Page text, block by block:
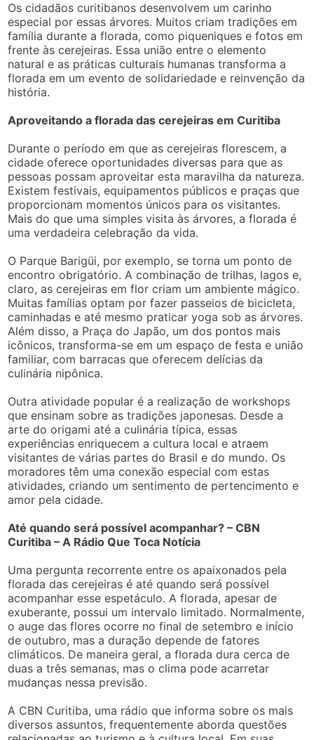
Os cidadãos curitibanos desenvolvem um carinho
especial por essas árvores. Muitos criam tradições em
família durante a florada, como piqueniques e fotos em
frente às cerejeiras. Essa união entre o elemento
natural e as práticas culturais humanas transforma a
florada em um evento de solidariedade e reinvenção da
história.
Aproveitando a florada das cerejeiras em Curitiba
Durante o período em que as cerejeiras florescem, a
cidade oferece oportunidades diversas para que as
pessoas possam aproveitar esta maravilha da natureza.
Existem festivais, equipamentos públicos e praças que
proporcionam momentos únicos para os visitantes.
Mais do que uma simples visita às árvores, a florada é
uma verdadeira celebração da vida.
O Parque Barigüi, por exemplo, se torna um ponto de
encontro obrigatório. A combinação de trilhas, lagos e,
claro, as cerejeiras em flor criam um ambiente mágico.
Muitas famílias optam por fazer passeios de bicicleta,
caminhadas e até mesmo praticar yoga sob as árvores.
Além disso, a Praça do Japão, um dos pontos mais
icônicos, transforma-se em um espaço de festa e união
familiar, com barracas que oferecem delícias da
culinária nipônica.
Outra atividade popular é a realização de workshops
que ensinam sobre as tradições japonesas. Desde a
arte do origami até a culinária típica, essas
experiências enriquecem a cultura local e atraem
visitantes de várias partes do Brasil e do mundo. Os
moradores têm uma conexão especial com estas
atividades, criando um sentimento de pertencimento e
amor pela cidade.
Até quando será possível acompanhar? – CBN
Curitiba – A Rádio Que Toca Notícia
Uma pergunta recorrente entre os apaixonados pela
florada das cerejeiras é até quando será possível
acompanhar esse espetáculo. A florada, apesar de
exuberante, possui um intervalo limitado. Normalmente,
o auge das flores ocorre no final de setembro e início
de outubro, mas a duração depende de fatores
climáticos. De maneira geral, a florada dura cerca de
duas a três semanas, mas o clima pode acarretar
mudanças nessa previsão.
A CBN Curitiba, uma rádio que informa sobre os mais
diversos assuntos, frequentemente aborda questões